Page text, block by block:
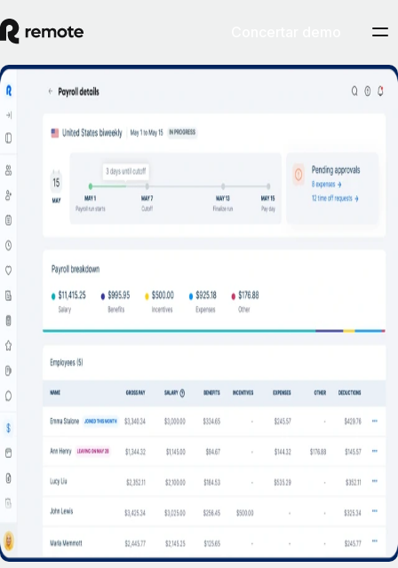
Contrata, gestiona y amplía tu empresa en
EE. UU.
Remote, tu socio para el crecimiento global, te ayuda a expandir tu
equipo en Estados Unidos sin esfuerzo.
Contactar con ventas